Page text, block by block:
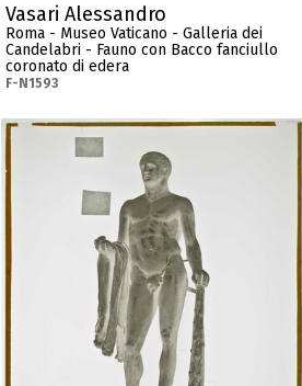
Vasari Alessandro
Roma - Museo Vaticano - Galleria dei
Candelabri - Fauno con Bacco fanciullo
coronato di edera
F-N1593